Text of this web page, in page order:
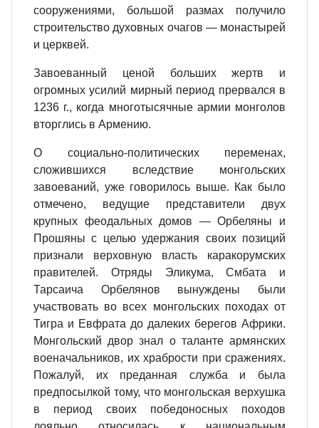
сооружениями, большой размах получило
строительство духовных очагов — монастырей
и церквей.
Завоеванный ценой больших жертв и
огромных усилий мирный период прервался в
1236 г., когда многотысячные армии монголов
вторглись в Армению.
О социально-политических переменах,
сложившихся вследствие монгольских
завоеваний, уже говорилось выше. Как было
отмечено, ведущие представители двух
крупных феодальных домов — Орбеляны и
Прошяны с целью удержания своих позиций
признали верховную власть каракорумских
правителей. Отряды Эликума, Смбата и
Тарсаича Орбелянов вынуждены были
участвовать во всех монгольских походах от
Тигра и Евфрата до далеких берегов Африки.
Монгольский двор знал о таланте армянских
военачальников, их храбрости при сражениях.
Пожалуй, их преданная служба и была
предпосылкой тому, что монгольская верхушка
в период своих победоносных походов